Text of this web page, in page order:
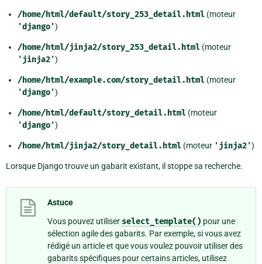
/home/html/default/story_253_detail.html (moteur
'django')
/home/html/jinja2/story_253_detail.html (moteur
'jinja2')
/home/html/example.com/story_detail.html (moteur
'django')
/home/html/default/story_detail.html (moteur
'django')
/home/html/jinja2/story_detail.html (moteur 'jinja2')
Lorsque Django trouve un gabarit existant, il stoppe sa recherche.
Astuce
Vous pouvez utiliser select_template() pour une
sélection agile des gabarits. Par exemple, si vous avez
rédigé un article et que vous voulez pouvoir utiliser des
gabarits spécifiques pour certains articles, utilisez